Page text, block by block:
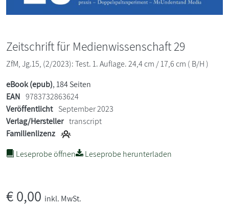
Zeitschrift für Medienwissenschaft 29
ZfM, Jg.15, (2/2023): Test. 1. Auflage. 24,4 cm / 17,6 cm ( B/H )
eBook (epub), 184 Seiten
EAN 9783732863624
Veröffentlicht September 2023
Verlag/Hersteller transcript
Familienlizenz
Leseprobe öffnen
Leseprobe herunterladen
€0,00 inkl. MwSt.